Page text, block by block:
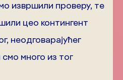
извршили проверу, те
цео контингент
неодговарајућег
много из тог